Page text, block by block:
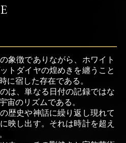
象徴でありながら、ホワイト
トダイヤの煌めきを纏うこと
に宿した存在である。
は、単なる日付の記録ではな
宙のリズムである。
歴史や神話に繰り返し現れて
映し出す。それは時計を超え